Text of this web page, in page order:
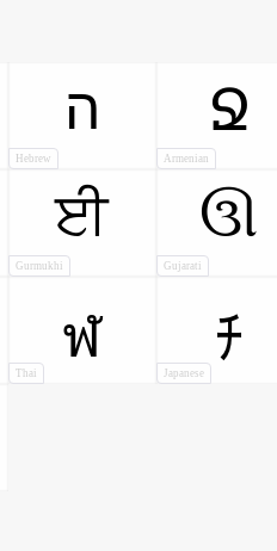
ה
Hebrew
Ջ
Armenian
ਈ
Gurmukhi
ઊ
Gujarati
ฬ
Thai
ﾁ
Japanese